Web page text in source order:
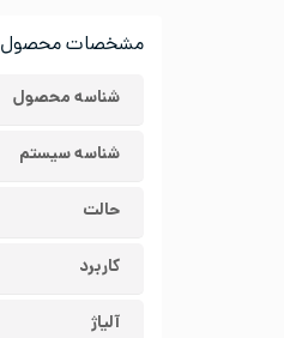
مشخصات محصول
شناسه محصول
شناسه سیستم
حالت
کاربرد
آلیاژ